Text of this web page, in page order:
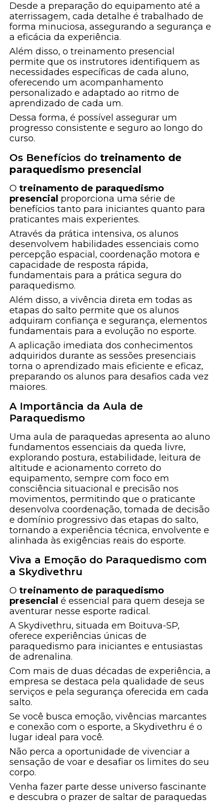
Desde a preparação do equipamento até a
aterrissagem, cada detalhe é trabalhado de
forma minuciosa, assegurando a segurança e
a eficácia da experiência.
Além disso, o treinamento presencial
permite que os instrutores identifiquem as
necessidades específicas de cada aluno,
oferecendo um acompanhamento
personalizado e adaptado ao ritmo de
aprendizado de cada um.
Dessa forma, é possível assegurar um
progresso consistente e seguro ao longo do
curso.
Os Benefícios dotreinamento de
paraquedismo presencial
Otreinamento de paraquedismo
presencial proporciona uma série de
benefícios tanto para iniciantes quanto para
praticantes mais experientes.
Através da prática intensiva, os alunos
desenvolvem habilidades essenciais como
percepção espacial, coordenação motora e
capacidade de resposta rápida,
fundamentais para a prática segura do
paraquedismo.
Além disso, a vivência direta em todas as
etapas do salto permite que os alunos
adquiram confiança e segurança, elementos
fundamentais para a evolução no esporte.
A aplicação imediata dos conhecimentos
adquiridos durante as sessões presenciais
torna o aprendizado mais eficiente e eficaz,
preparando os alunos para desafios cada vez
maiores.
A Importância da Aula de
Paraquedismo
Uma aula de paraquedas apresenta ao aluno
fundamentos essenciais da queda livre,
explorando postura, estabilidade, leitura de
altitude e acionamento correto do
equipamento, sempre com foco em
consciência situacional e precisão nos
movimentos, permitindo que o praticante
desenvolva coordenação, tomada de decisão
e domínio progressivo das etapas do salto,
tornando a experiência técnica, envolvente e
alinhada às exigências reais do esporte.
Viva a Emoção do Paraquedismo com
a Skydivethru
Otreinamento de paraquedismo
presencial é essencial para quem deseja se
aventurar nesse esporte radical.
A Skydivethru, situada em Boituva-SP,
oferece experiências únicas de
paraquedismo para iniciantes e entusiastas
de adrenalina.
Com mais de duas décadas de experiência, a
empresa se destaca pela qualidade de seus
serviços e pela segurança oferecida em cada
salto.
Se você busca emoção, vivências marcantes
e conexão com o esporte, a Skydivethru é o
lugar ideal para você.
Não perca a oportunidade de vivenciar a
sensação de voar e desafiar os limites do seu
corpo.
Venha fazer parte desse universo fascinante
e descubra o prazer de saltar de paraquedas